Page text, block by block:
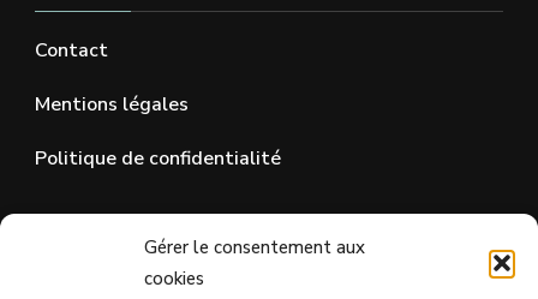
Gérer le consentement aux
cookies
Contact
Mentions légales
Politique de confidentialité
SUR LES RÉSEAUX SOCIAUX